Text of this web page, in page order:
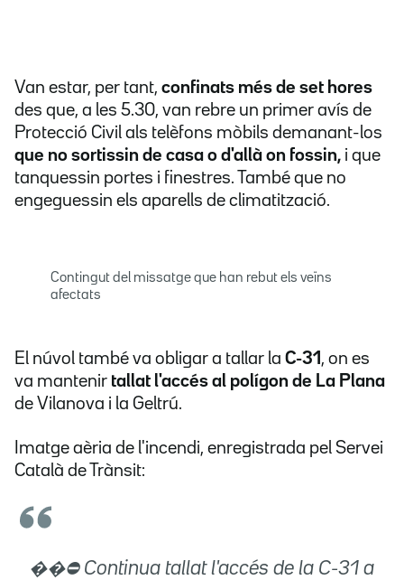
Van estar, per tant, confinats més de set hores
des que, a les 5.30, van rebre un primer avís de
Protecció Civil als telèfons mòbils demanant-los
que no sortissin de casa o d'allà on fossin, i que
tanquessin portes i finestres. També que no
engeguessin els aparells de climatització.
Contingut del missatge que han rebut els veïns
afectats
El núvol també va obligar a tallar la C-31 , on es
va mantenir tallat l'accés al polígon de La Plana
de Vilanova i la Geltrú.
Imatge aèria de l'incendi, enregistrada pel Servei
Català de Trànsit:
��⛔ Continua tallat l'accés de la C-31 a